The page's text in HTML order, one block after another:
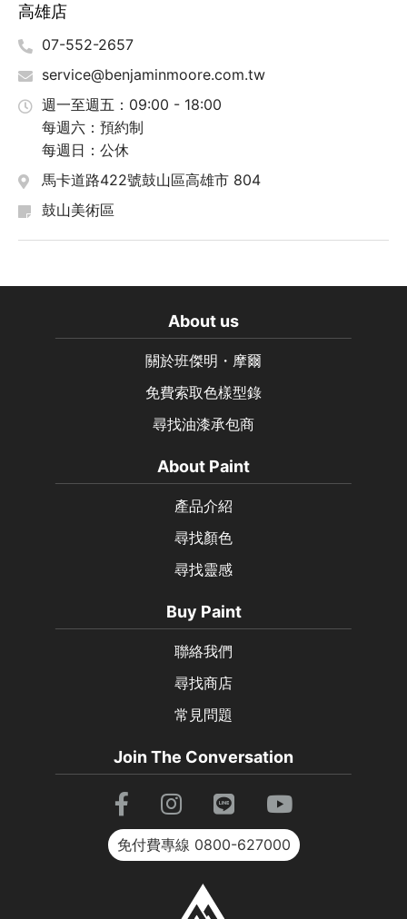
高雄店
07-552-2657
service@benjaminmoore.com.tw
週一至週五：09:00 - 18:00
每週六：預約制
每週日：公休
馬卡道路422號鼓山區高雄市 804
鼓山美術區
About us
關於班傑明・摩爾
免費索取色樣型錄
尋找油漆承包商
About Paint
產品介紹
尋找顏色
尋找靈感
Buy Paint
聯絡我們
尋找商店
常見問題
Join The Conversation
免付費專線 0800-627000